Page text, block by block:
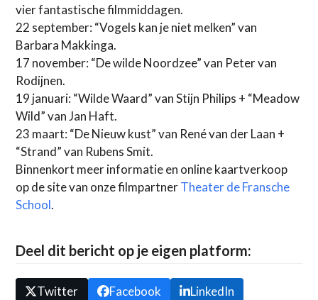
vier fantastische filmmiddagen.
22 september: “Vogels kan je niet melken” van
Barbara Makkinga.
17 november: “De wilde Noordzee” van Peter van
Rodijnen.
19 januari: “Wilde Waard” van Stijn Philips + “Meadow
Wild” van Jan Haft.
23 maart: “De Nieuw kust” van René van der Laan +
“Strand” van Rubens Smit.
Binnenkort meer informatie en online kaartverkoop
op de site van onze filmpartnerTheater de Fransche
School.
Deel dit bericht op je eigen platform:
Twitter Facebook
LinkedIn